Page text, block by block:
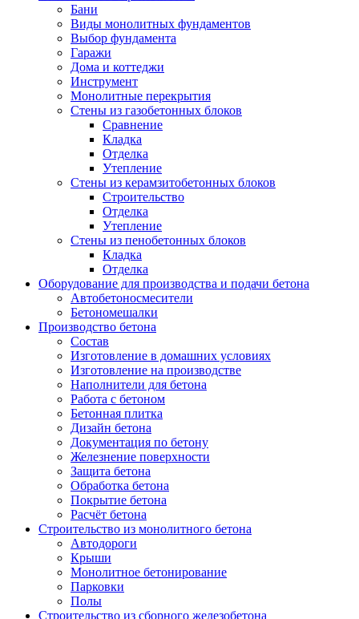
Бани
Виды монолитных фундаментов
Выбор фундамента
Гаражи
Дома и коттеджи
Инструмент
Монолитные перекрытия
Стены из газобетонных блоков
Сравнение
Кладка
Отделка
Утепление
Стены из керамзитобетонных блоков
Строительство
Отделка
Утепление
Стены из пенобетонных блоков
Кладка
Отделка
Оборудование для производства и подачи бетона
Автобетоносмесители
Бетономешалки
Производство бетона
Состав
Изготовление в домашних условиях
Изготовление на производстве
Наполнители для бетона
Работа с бетоном
Бетонная плитка
Дизайн бетона
Документация по бетону
Железнение поверхности
Защита бетона
Обработка бетона
Покрытие бетона
Расчёт бетона
Строительство из монолитного бетона
Автодороги
Крыши
Монолитное бетонирование
Парковки
Полы
Строительство из сборного железобетона